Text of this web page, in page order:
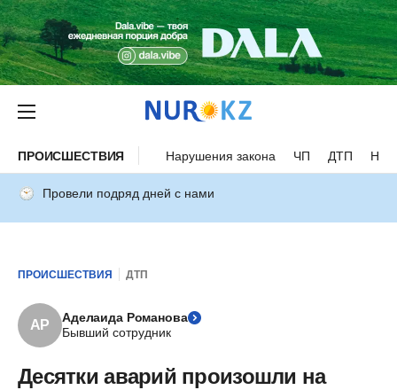
ПРОИСШЕСТВИЯ Нарушения закона ЧП ДТП
Провели подряд дней с нами
ПРОИСШЕСТВИЯ ДТП
АР
Аделаида Романова
Бывший сотрудник
Десятки аварий произошли на